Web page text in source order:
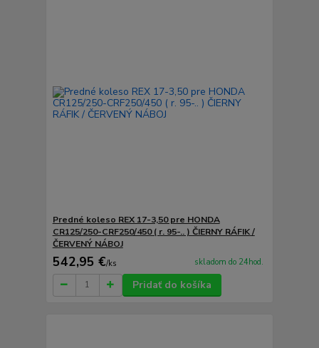
Predné koleso REX 17-3,50 pre HONDA
CR125/250-CRF250/450 ( r. 95-.. ) ČIERNY RÁFIK /
ČERVENÝ NÁBOJ
542,95 €/ks skladom do 24hod.
Pridať do košíka